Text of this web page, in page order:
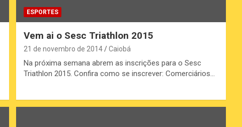
ESPORTES
Vem ai o Sesc Triathlon 2015
21 de novembro de 2014 Caiobá
Na próxima semana abrem as inscrições para o Sesc
Triathlon 2015. Confira como se inscrever: Comerciários…